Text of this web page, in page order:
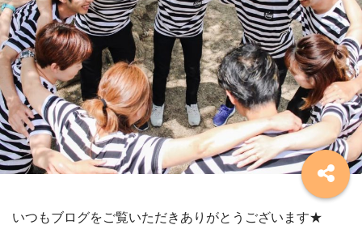
いつもブログをご覧いただきありがとうございます★